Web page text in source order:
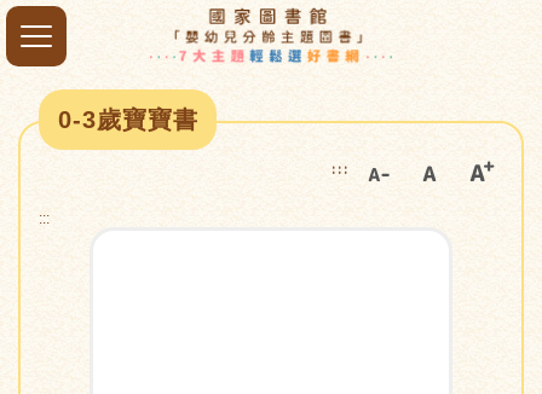
0-3歲寶寶書
:::
:::